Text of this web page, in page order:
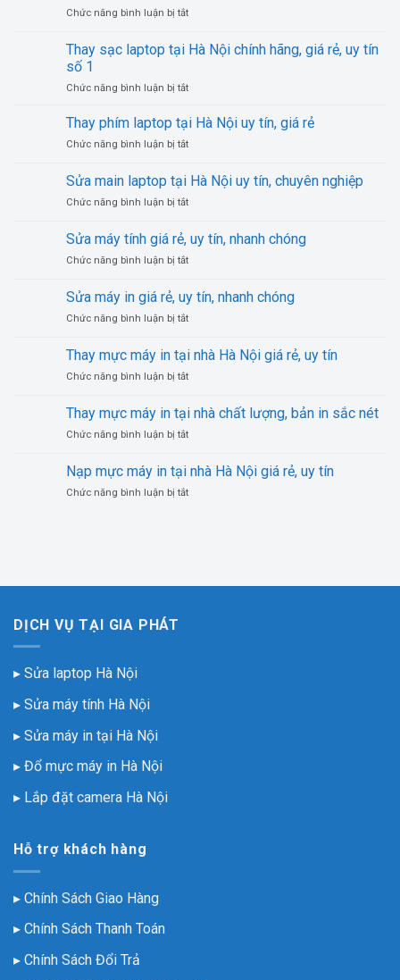
tính
Hà
rẻ,
tín
1
Chức năng bình luận bị tắtở
bán
máy
cũ
rẻ,
tín,
lượng
Thay sạc laptop tại Hà Nội chính hãng, giá rẻ, uy tín
số 1
Chức năng bình luận bị tắtở
sạc
tại
Nội
hãng,
rẻ,
1
Thay phím laptop tại Hà Nội uy tín, giá rẻ
Chức năng bình luận bị tắtở
phím
laptop
tại
Nội
uy
tín,
rẻ
Sửa main laptop tại Hà Nội uy tín, chuyên nghiệp
Chức năng bình luận bị tắtở
main
laptop
tại
Nội
uy
tín,
nghiệp
Sửa máy tính giá rẻ, uy tín, nhanh chóng
Chức năng bình luận bị tắtở
máy
tính
giá
uy
nhanh
Sửa máy in giá rẻ, uy tín, nhanh chóng
Chức năng bình luận bị tắtở
máy
in
giá
uy
nhanh
Thay mực máy in tại nhà Hà Nội giá rẻ, uy tín
Chức năng bình luận bị tắtở
mực
máy
in
nhà
Nội
Thay mực máy in tại nhà chất lượng, bản in sắc nét
Chức năng bình luận bị tắtở
mực
máy
in
in
Nạp mực máy in tại nhà Hà Nội giá rẻ, uy tín
Chức năng bình luận bị tắtở
DỊCH VỤ TẠI GIA PHÁT
▸ Sửa laptop Hà Nội
▸ Sửa máy tính Hà Nội
▸ Sửa máy in tại Hà Nội
▸ Đổ mực máy in Hà Nội
▸ Lắp đặt camera Hà Nội
Hỗ trợ khách hàng
▸ Chính Sách Giao Hàng
▸ Chính Sách Thanh Toán
▸ Chính Sách Đổi Trả